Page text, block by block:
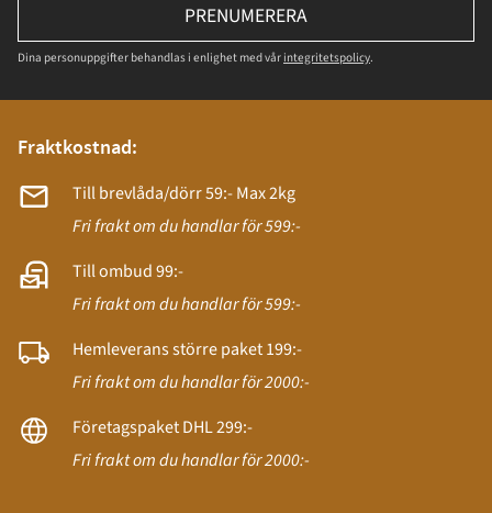
PRENUMERERA
Dina personuppgifter behandlas i enlighet med vår integritetspolicy.
Fraktkostnad:
Till brevlåda/dörr 59:- Max 2kg
Fri frakt om du handlar för 599:-
Till ombud 99:-
Fri frakt om du handlar för 599:-
Hemleverans större paket 199:-
Fri frakt om du handlar för 2000:-
Företagspaket DHL 299:-
Fri frakt om du handlar för 2000:-